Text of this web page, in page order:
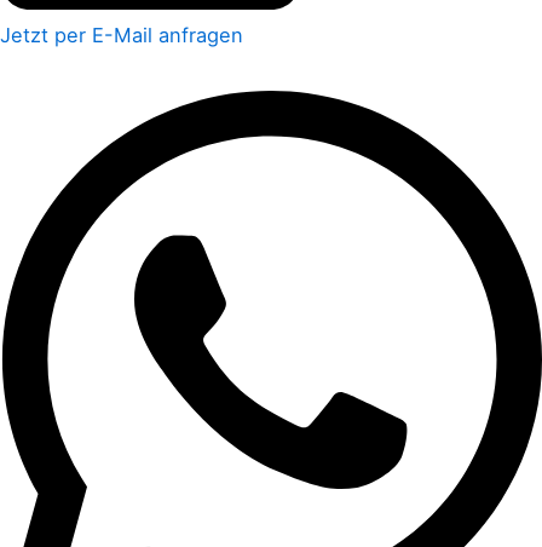
Jetzt per E-Mail anfragen